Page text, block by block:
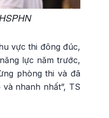
vực thi đông đúc,
lực năm trước,
phòng thi và đã
nhanh nhất”, TS